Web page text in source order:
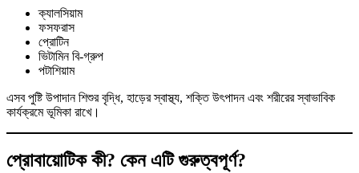
ক্যালসিয়াম
ফসফরাস
প্রোটিন
ভিটামিন বি-গ্রুপ
পটাশিয়াম
এসব পুষ্টি উপাদান শিশুর বৃদ্ধি, হাড়ের স্বাস্থ্য, শক্তি উৎপাদন এবং শরীরের স্বাভাবিক
কার্যক্রমে ভূমিকা রাখে।
প্রোবায়োটিক কী? কেন এটি গুরুত্বপূর্ণ?